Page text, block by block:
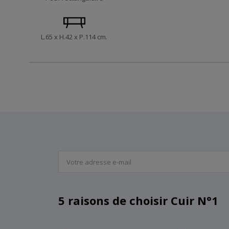
L.65 x H.42 x P.114 cm.
5 raisons de choisir Cuir N°1